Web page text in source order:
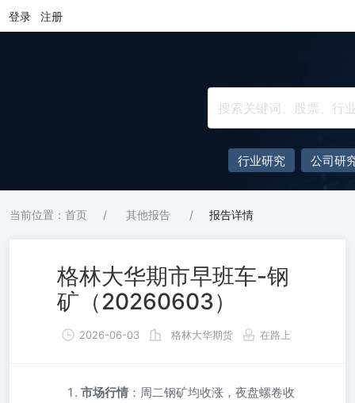
登录 注册
行业研究 公司研
当前位置：首页 / 其他报告 / 报告详情
格林大华期市早班车-钢
矿（20260603）
2026-06-03 格林大华期货 在路上
市场行情 ：周二钢矿均收涨，夜盘螺卷收